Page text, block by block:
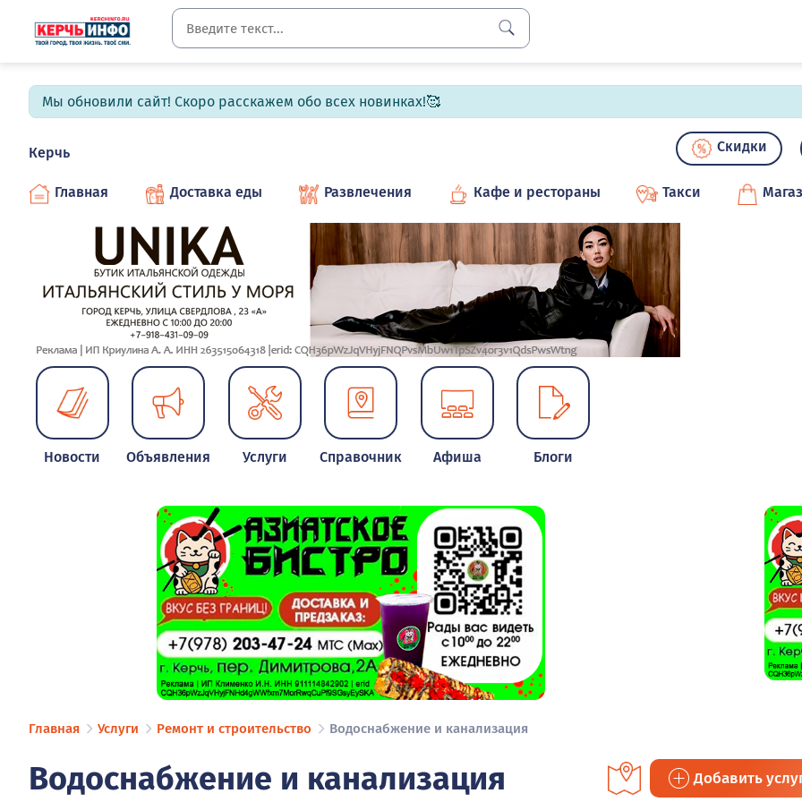
Мы обновили сайт! Скоро расскажем обо всех новинках!🥰
Керчь Скидки
Главная Доставка еды Развлечения Кафе и рестораны Такси
Новости Объявления Услуги Справочник Афиша Блоги
Главная Услуги Ремонт и строительство Водоснабжение и канализация
Водоснабжение и канализация Добавить